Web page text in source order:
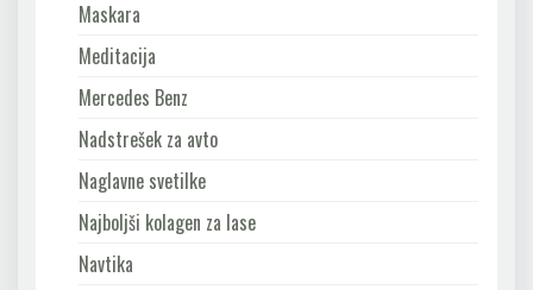
Maskara
Meditacija
Mercedes Benz
Nadstrešek za avto
Naglavne svetilke
Najboljši kolagen za lase
Navtika